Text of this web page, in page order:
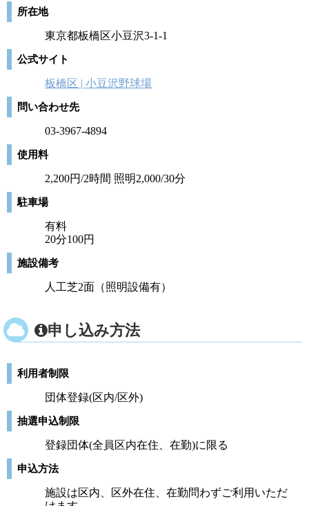
所在地
東京都板橋区小豆沢3-1-1
公式サイト
板橋区 | 小豆沢野球場
問い合わせ先
03-3967-4894
使用料
2,200円/2時間 照明2,000/30分
駐車場
有料
20分100円
施設備考
人工芝2面（照明設備有）
申し込み方法
利用者制限
団体登録(区内/区外)
抽選申込制限
登録団体(全員区内在住、在勤)に限る
申込方法
施設は区内、区外在住、在勤問わずご利用いただ